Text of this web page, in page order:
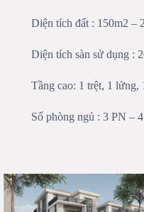
Diện tích đất : 150m2 –
Diện tích sàn sử dụng :
Tầng cao: 1 trệt, 1 lửng,
Số phòng ngủ : 3 PN –